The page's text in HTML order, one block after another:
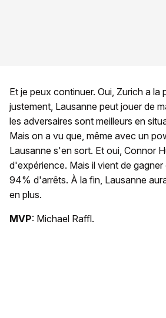
Et je peux continuer. Oui, Zurich a la
justement, Lausanne peut jouer de
les adversaires sont meilleurs en
Mais on a vu que, même avec un
Lausanne s'en sort. Et oui, Connor
d'expérience. Mais il vient de
94% d'arrêts. À la fin, Lausanne
en plus.
MVP: Michael Raffl.